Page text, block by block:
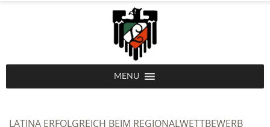
MENU
LATINA ERFOLGREICH BEIM REGIONALWETTBEWERB